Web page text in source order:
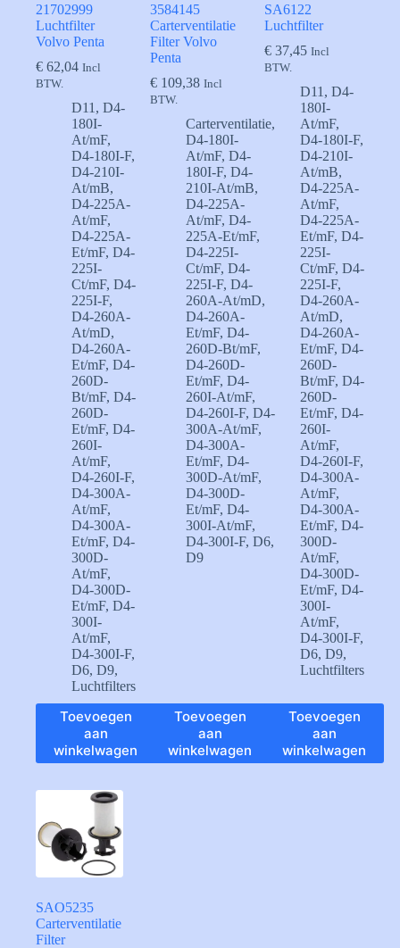
21702999
Luchtfilter
Volvo Penta
€ 62,04 Incl
BTW.
D11 , D4-
180I-
At/mF,
D4-180I-F,
D4-210I-
At/mB,
D4-225A-
At/mF,
D4-225A-
Et/mF, D4-
225I-
Ct/mF, D4-
225I-F,
D4-260A-
At/mD,
D4-260A-
Et/mF, D4-
260D-
Bt/mF, D4-
260D-
Et/mF, D4-
260I-
At/mF,
D4-260I-F,
D4-300A-
At/mF,
D4-300A-
Et/mF, D4-
300D-
At/mF,
D4-300D-
Et/mF, D4-
300I-
At/mF,
D4-300I-F,
D6, D9,
Luchtfilters
Toevoegen
aan
winkelwagen
3584145
Carterventilatie
Filter Volvo
Penta
€ 109,38 Incl
BTW.
Carterventilatie,
D4-180I-
At/mF,D4-
180I-F,D4-
210I-At/mB,
D4-225A-
At/mF,D4-
225A-Et/mF,
D4-225I-
Ct/mF,D4-
225I-F,D4-
260A-At/mD,
D4-260A-
Et/mF,D4-
260D-Bt/mF,
D4-260D-
Et/mF,D4-
260I-At/mF,
D4-260I-F,D4-
300A-At/mF,
D4-300A-
Et/mF,D4-
300D-At/mF,
D4-300D-
Et/mF,D4-
300I-At/mF,
D4-300I-F,D6,
D9
Toevoegen
aan
winkelwagen
SA6122
Luchtfilter
€ 37,45 Incl
BTW.
D11 ,D4-
180I-
At/mF,
D4-180I-F,
D4-210I-
At/mB,
D4-225A-
At/mF,
D4-225A-
Et/mF,D4-
225I-
Ct/mF,D4-
225I-F,
D4-260A-
At/mD,
D4-260A-
Et/mF,D4-
260D-
Bt/mF,D4-
260D-
Et/mF,D4-
260I-
At/mF,
D4-260I-F,
D4-300A-
At/mF,
D4-300A-
Et/mF,D4-
300D-
At/mF,
D4-300D-
Et/mF,D4-
300I-
At/mF,
D4-300I-F,
D6,D9,
Luchtfilters
Toevoegen
aan
winkelwagen
SAO5235
Carterventilatie
Filter